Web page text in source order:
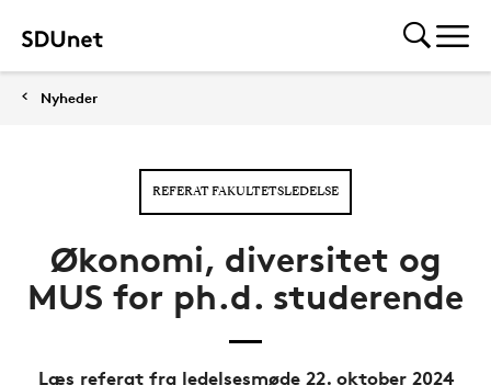
Nyheder
REFERAT FAKULTETSLEDELSE
Økonomi, diversitet og
MUS for ph.d. studerende
Læs referat fra ledelsesmøde 22. oktober 2024